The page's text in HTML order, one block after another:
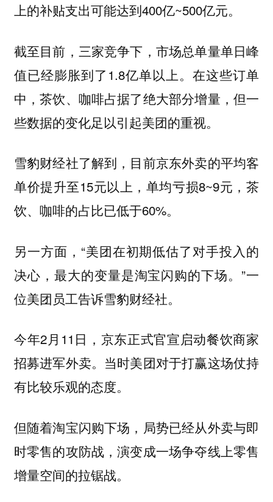
上的补贴支出可能达到400亿~500亿元。
截至目前，三家竞争下，市场总单量单日峰
值已经膨胀到了1.8亿单以上。在这些订单
中，茶饮、咖啡占据了绝大部分增量，但一
些数据的变化足以引起美团的重视。
雪豹财经社了解到，目前京东外卖的平均客
单价提升至15元以上，单均亏损8~9元，茶
饮、咖啡的占比已低于60%。
另一方面，“美团在初期低估了对手投入的
决心，最大的变量是淘宝闪购的下场。”一
位美团员工告诉雪豹财经社。
今年2月11日，京东正式官宣启动餐饮商家
招募进军外卖。当时美团对于打赢这场仗持
有比较乐观的态度。
但随着淘宝闪购下场，局势已经从外卖与即
时零售的攻防战，演变成一场争夺线上零售
增量空间的拉锯战。